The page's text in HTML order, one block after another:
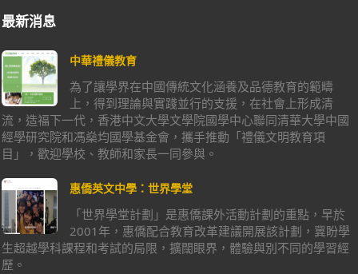
最新消息
中華禮儀教育
為了讓學界在中國傳統文化涵養及品德教育的範疇
上，得到理論與實踐並行的支援，在社會上形成清
流，造福下一代，香港中文大學文學院國學中心聯同清華大學中國
經學研究院和馮燊均國學基金會，攜手推動「禮儀文明教育項
目」，歡迎學校、教師和家長一同參與。
惠僑英文中學：世界學堂
「世界學堂計劃」是惠僑課外活動計劃的重點，早於
2001年，惠僑配合教育改革建議開展該計劃，冀盼學
生超越學科課程和考試的局限，擴闊眼界，體驗與別不同的學習經
歷。